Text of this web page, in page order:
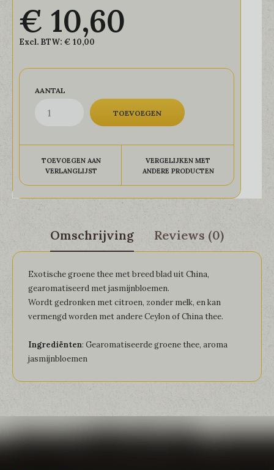
€ 10,60
Excl. BTW: € 10,00
AANTAL
TOEVOEGEN AAN
VERLANGLIJST
VERGELIJKEN MET
ANDERE PRODUCTEN
Omschrijving Reviews (0)
Exotische groene thee met breed blad uit China,
gearomatiseerd met jasmijnbloemen.
Wordt gedronken met citroen, zonder melk, en kan
vermengd worden met andere Ceylon of China thee.
Ingrediënten: Gearomatiseerde groene thee, aroma
jasmijnbloemen